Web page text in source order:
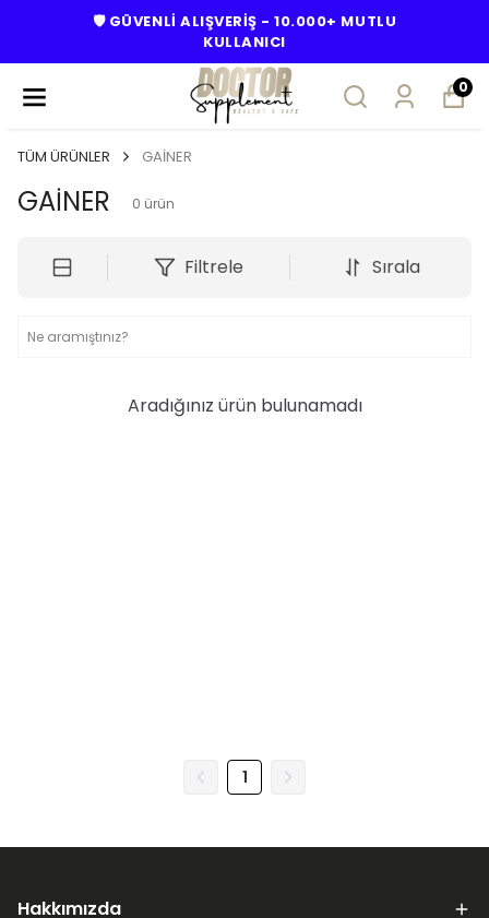
🛡️ GÜVENLİ ALIŞVERİŞ - 10.000+ MUTLU
KULLANICI
0
TÜM ÜRÜNLER GAİNER
GAİNER 0 ürün
Filtrele Sırala
Aradığınız ürün bulunamadı
1
Hakkımızda